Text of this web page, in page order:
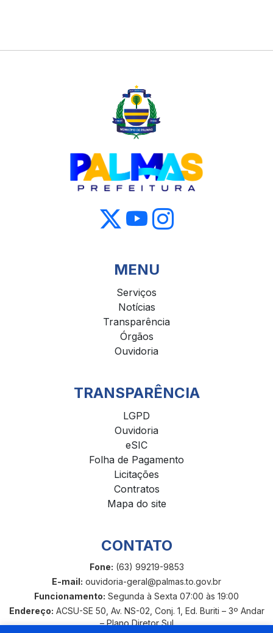
MENU
Serviços
Notícias
Transparência
Órgãos
Ouvidoria
TRANSPARÊNCIA
LGPD
Ouvidoria
eSIC
Folha de Pagamento
Licitações
Contratos
Mapa do site
CONTATO
Fone: (63) 99219-9853
E-mail: ouvidoria-geral@palmas.to.gov.br
Funcionamento: Segunda à Sexta 07:00 às 19:00
Endereço: ACSU-SE 50, Av. NS-02, Conj. 1, Ed. Buriti – 3º Andar
– Plano Diretor Sul